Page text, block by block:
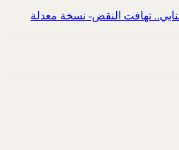
تهافت النقض- نسخة معدلة